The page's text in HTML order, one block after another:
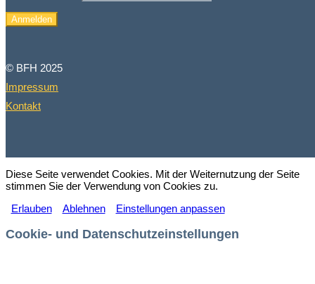
© BFH 2025
Impressum
Kontakt
Diese Seite verwendet Cookies. Mit der Weiternutzung der Seite
stimmen Sie der Verwendung von Cookies zu.
Erlauben
Ablehnen Einstellungen anpassen
Cookie- und Datenschutzeinstellungen